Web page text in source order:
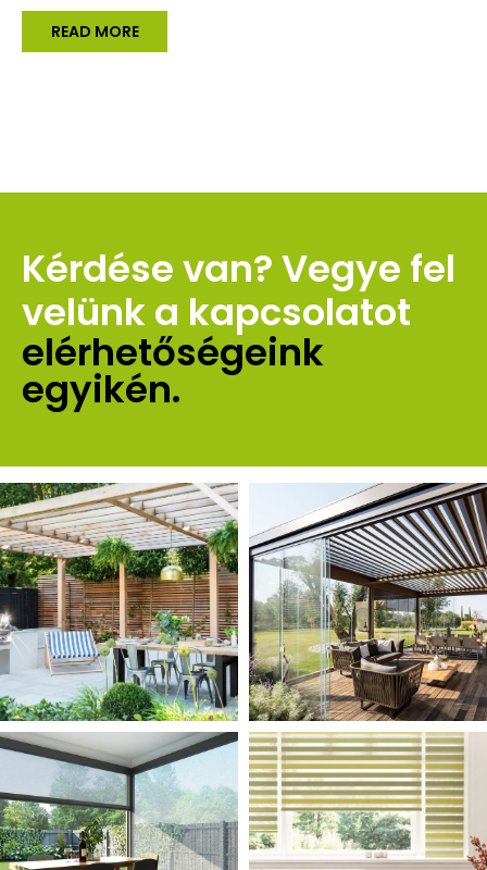
READ MORE
Kérdése van? Vegye fel
velünk a kapcsolatot
elérhetőségeink
egyikén.